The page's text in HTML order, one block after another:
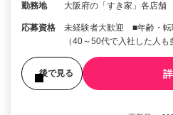
勤務地 大阪府の「すき家」各店舗
応募資格
未経験者大歓迎 ■年齢・転
（40～50代で入社した人
後で見る